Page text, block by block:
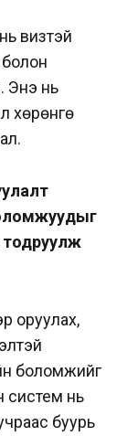
визтэй
болон
Энэ нь
хөрөнгө
тодруулж
оруулах,
боломжийг
систем нь
буурь